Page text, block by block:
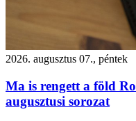
2026. augusztus 07., péntek
Ma is rengett a föld
augusztusi sorozat